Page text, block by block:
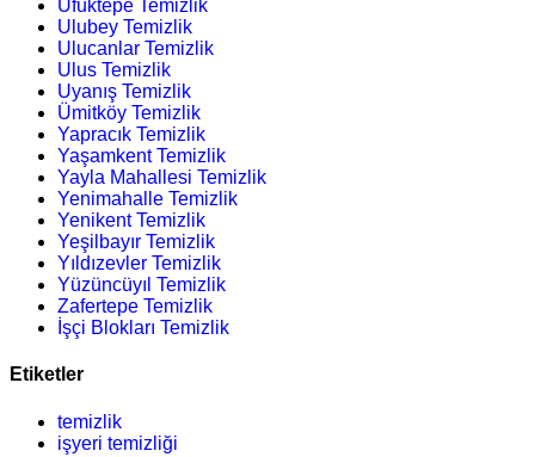
Ufuktepe Temizlik
Ulubey Temizlik
Ulucanlar Temizlik
Ulus Temizlik
Uyanış Temizlik
Ümitköy Temizlik
Yapracık Temizlik
Yaşamkent Temizlik
Yayla Mahallesi Temizlik
Yenimahalle Temizlik
Yenikent Temizlik
Yeşilbayır Temizlik
Yıldızevler Temizlik
Yüzüncüyıl Temizlik
Zafertepe Temizlik
İşçi Blokları Temizlik
Etiketler
temizlik
işyeri temizliği